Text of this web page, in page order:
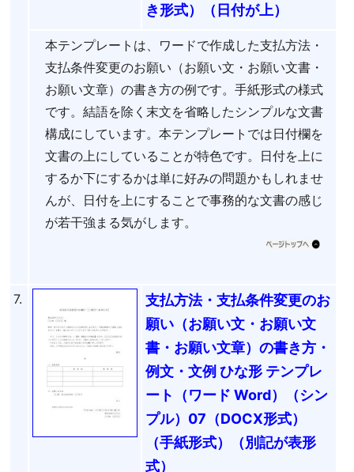
き形式）（日付が上）
本テンプレートは、ワードで作成した支払方法・
支払条件変更のお願い（お願い文・お願い文書・
お願い文章）の書き方の例です。手紙形式の様式
です。結語を除く末文を省略したシンプルな文書
構成にしています。本テンプレートでは日付欄を
文書の上にしていることが特色です。日付を上に
するか下にするかは単に好みの問題かもしれませ
んが、日付を上にすることで事務的な文書の感じ
が若干強まる気がします。
7.
支払方法・支払条件変更のお
願い（お願い文・お願い文
書・お願い文章）の書き方・
例文・文例 ひな形 テンプレ
ート（ワード Word）（シン
プル）07（DOCX形式）
（手紙形式）（別記が表形
式）